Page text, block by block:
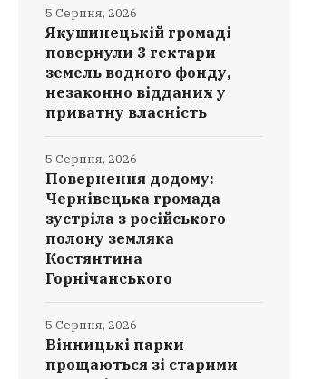
Якушинецькій громаді
повернули 3 гектари
земель водного фонду,
незаконно відданих у
приватну власність
5 Серпня, 2026
Повернення додому:
Чернівецька громада
зустріла з російського
полону земляка
Костянтина
Горнічанського
5 Серпня, 2026
Вінницькі парки
прощаються зі старими
5 Серпня, 2026